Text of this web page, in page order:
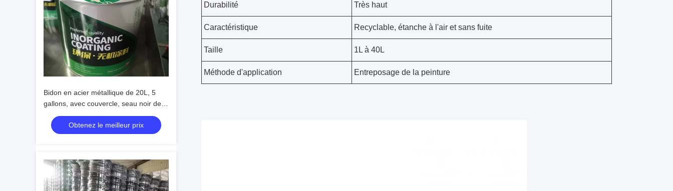
Bidon en acier métallique de 20L, 5
gallons, avec couvercle, seau noir de
25L avec anneau de verrouillage en
fer-blanc pour l'emballage de peinture
et de produits chimiques
Obtenez le meilleur prix
Durabilité Très haut
Caractéristique Recyclable, étanche à l'air et sans fuite
Taille 1L à 40L
Méthode d'application Entreposage de la peinture